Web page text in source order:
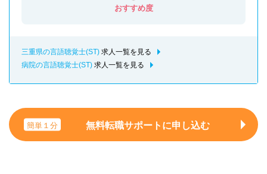
おすすめ度
三重県の言語聴覚士(ST) 求人一覧を見る
病院の言語聴覚士(ST) 求人一覧を見る
簡単１分 無料転職サポートに申し込む